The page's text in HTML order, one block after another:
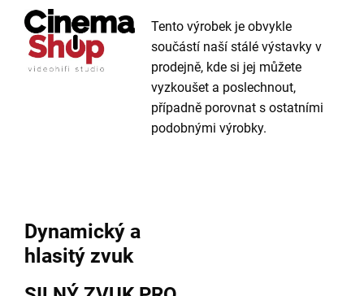
Tento výrobek je obvykle
součástí naší stálé výstavky v
prodejně, kde si jej můžete
vyzkoušet a poslechnout,
případně porovnat s ostatními
podobnými výrobky.
Dynamický a
hlasitý zvuk